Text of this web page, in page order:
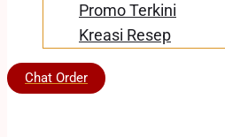
Promo Terkini
Kreasi Resep
Chat Order